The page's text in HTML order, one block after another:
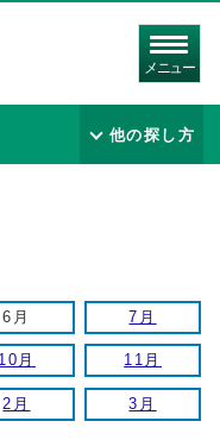
メニュー
他の探し方
6月 7月
10月 11月
2月 3月